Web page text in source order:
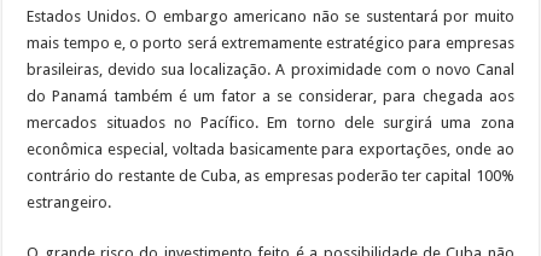
Estados Unidos. O embargo americano não se sustentará por muito
mais tempo e, o porto será extremamente estratégico para empresas
brasileiras, devido sua localização. A proximidade com o novo Canal
do Panamá também é um fator a se considerar, para chegada aos
mercados situados no Pacífico. Em torno dele surgirá uma zona
econômica especial, voltada basicamente para exportações, onde ao
contrário do restante de Cuba, as empresas poderão ter capital 100%
estrangeiro.